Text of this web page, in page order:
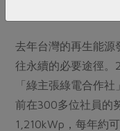
去年台灣的再生能源
往永續的必要途徑。
「綠主張綠電合作
前在300多位社員的
1,210kWp，每年約